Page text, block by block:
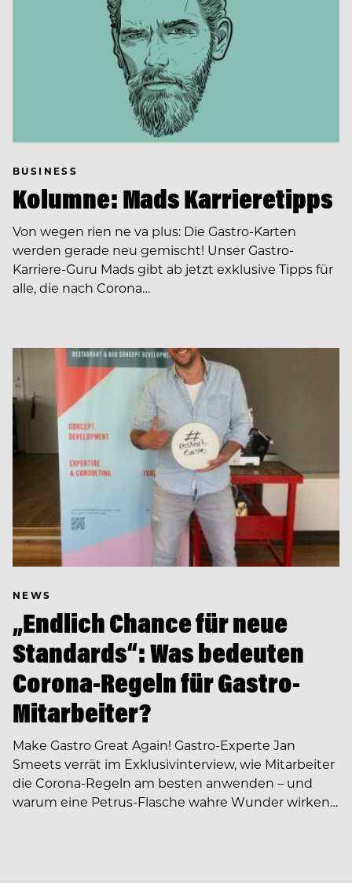
BUSINESS
Kolumne: Mads Karrieretipps
Von wegen rien ne va plus: Die Gastro-Karten
werden gerade neu gemischt! Unser Gastro-
Karriere-Guru Mads gibt ab jetzt exklusive Tipps für
alle, die nach Corona…
NEWS
„Endlich Chance für neue
Standards“: Was bedeuten
Corona-Regeln für Gastro-
Mitarbeiter?
Make Gastro Great Again! Gastro-Experte Jan
Smeets verrät im Exklusivinterview, wie Mitarbeiter
die Corona-Regeln am besten anwenden – und
warum eine Petrus-Flasche wahre Wunder wirken…